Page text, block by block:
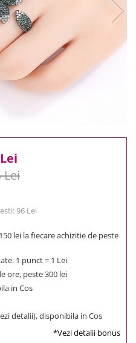
Lei
96 Lei
lei la fiecare achizitie de peste
1 punct = 1 Lei
ore, peste 300 lei
in Cos
detalii), disponibila in Cos
*Vezi detalii bonus